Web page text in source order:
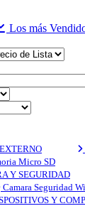
Los más
Micro SD
Y SEGURIDAD
Camara Seguridad
Y